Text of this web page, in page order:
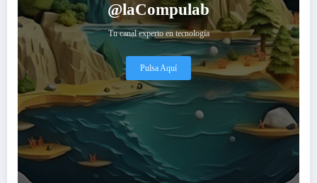
@laCompulab
Tu canal experto en tecnología
Pulsa Aquí